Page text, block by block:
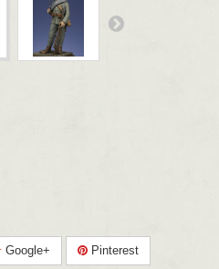
Google+ Pinterest